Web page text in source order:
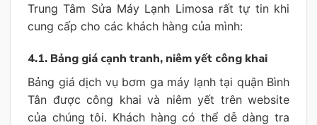
Trung Tâm Sửa Máy Lạnh Limosa rất tự tin khi
cung cấp cho các khách hàng của mình:
4.1. Bảng giá cạnh tranh, niêm yết công khai
Bảng giá dịch vụ bơm ga máy lạnh tại quận Bình
Tân được công khai và niêm yết trên website
của chúng tôi. Khách hàng có thể dễ dàng tra